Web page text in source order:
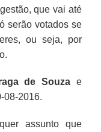
que vai até
serão votados se
ou seja, por
de Souzae
08-2016.
assunto que